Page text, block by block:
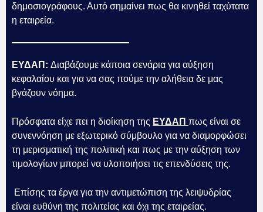
δημοσιογράφους. Αυτό σημαίνει πως θα κινηθεί ταχύτατα
η εταιρεία.
ΕΥΔΑΠ: Διαβάζουμε κάποια σενάρια για αύξηση
κεφαλαίου και για να σας πούμε την αλήθεια δε μας
βγάζουν νόημα.
Πρόσφατα είχε πει η διοίκηση της ΕΥΔΑΠ πως είναι σε
συνεννόηση με εξωτερικό σύμβουλο για να διαμορφώσει
τη μερισματική της πολιτική και πως με την αύξηση των
τιμολογίων μπορεί να υλοποιήσει τις επενδύσεις της.
Επίσης τα έργα για την αντιμετώπιση της λειψυδρίας
είναι ευθύνη της πολιτείας και όχι της εταιρείας.